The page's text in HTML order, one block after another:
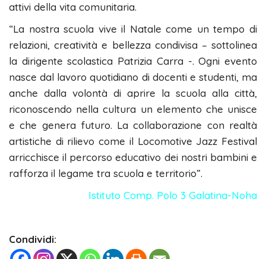
attivi della vita comunitaria.
“La nostra scuola vive il Natale come un tempo di
relazioni, creatività e bellezza condivisa – sottolinea
la dirigente scolastica Patrizia Carra -. Ogni evento
nasce dal lavoro quotidiano di docenti e studenti, ma
anche dalla volontà di aprire la scuola alla città,
riconoscendo nella cultura un elemento che unisce
e che genera futuro. La collaborazione con realtà
artistiche di rilievo come il Locomotive Jazz Festival
arricchisce il percorso educativo dei nostri bambini e
rafforza il legame tra scuola e territorio”.
Istituto Comp. Polo 3 Galatina-Noha
Condividi: